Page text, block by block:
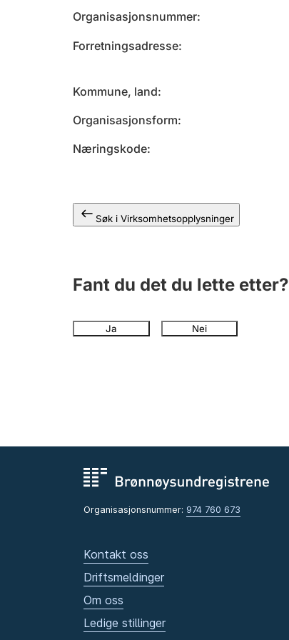
Organisasjonsnummer
Forretningsadresse
Kommune, land
Organisasjonsform
Næringskode
Søk i Virksomhetsopplysninger
Fant du det du lette etter?
Ja Nei
Organisasjonsnummer: 974 760 673
Kontakt oss
Driftsmeldinger
Om oss
Ledige stillinger